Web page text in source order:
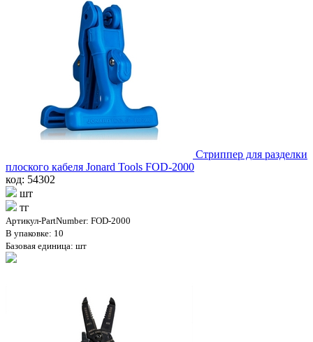
Стриппер для разделки
плоского кабеля Jonard Tools FOD-2000
код: 54302
шт
тг
Артикул-PartNumber: FOD-2000
В упаковке: 10
Базовая единица: шт